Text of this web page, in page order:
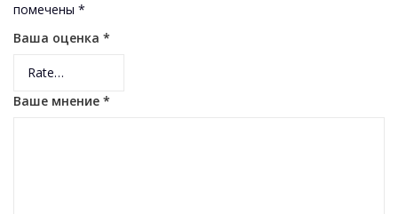
помечены *
Ваша оценка *
Ваше мнение *